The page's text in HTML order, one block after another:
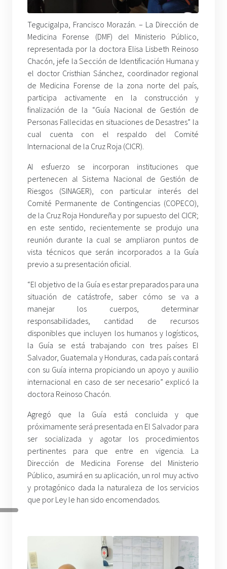
Tegucigalpa, Francisco Morazán. – La Dirección de
Medicina Forense (DMF) del Ministerio Público,
representada por la doctora Elisa Lisbeth Reinoso
Chacón, jefe la Sección de Identificación Humana y
el doctor Cristhian Sánchez, coordinador regional
de Medicina Forense de la zona norte del país,
participa activamente en la construcción y
finalización de la “Guía Nacional de Gestión de
Personas Fallecidas en situaciones de Desastres” la
cual cuenta con el respaldo del Comité
Internacional de la Cruz Roja (CICR).
Al esfuerzo se incorporan instituciones que
pertenecen al Sistema Nacional de Gestión de
Riesgos (SINAGER), con particular interés del
Comité Permanente de Contingencias (COPECO),
de la Cruz Roja Hondureña y por supuesto del CICR;
en este sentido, recientemente se produjo una
reunión durante la cual se ampliaron puntos de
vista técnicos que serán incorporados a la Guía
previo a su presentación oficial.
“El objetivo de la Guía es estar preparados para una
situación de catástrofe, saber cómo se va a
manejar los cuerpos, determinar
responsabilidades, cantidad de recursos
disponibles que incluyen los humanos y logísticos,
la Guía se está trabajando con tres países El
Salvador, Guatemala y Honduras, cada país contará
con su Guía interna propiciando un apoyo y auxilio
internacional en caso de ser necesario” explicó la
doctora Reinoso Chacón.
Agregó que la Guía está concluida y que
próximamente será presentada en El Salvador para
ser socializada y agotar los procedimientos
pertinentes para que entre en vigencia. La
Dirección de Medicina Forense del Ministerio
Público, asumirá en su aplicación, un rol muy activo
y protagónico dada la naturaleza de los servicios
que por Ley le han sido encomendados.